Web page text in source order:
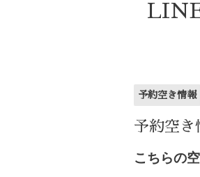
予約空き情報
予約空
こちらの